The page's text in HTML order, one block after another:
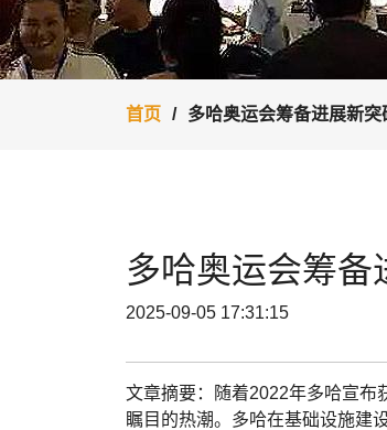
首页 多哈奥运会筹备进展新突
多哈奥运会筹备
2025-09-05 17:31:15
文章摘要：随着2022年多哈宣布
瞩目的热潮。多哈在基础设施建